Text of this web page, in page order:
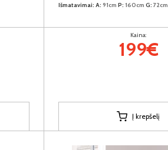
Išmatavimai: A: 91cm P: 160cm G: 72cm
Kaina:
199€
Į krepšelį